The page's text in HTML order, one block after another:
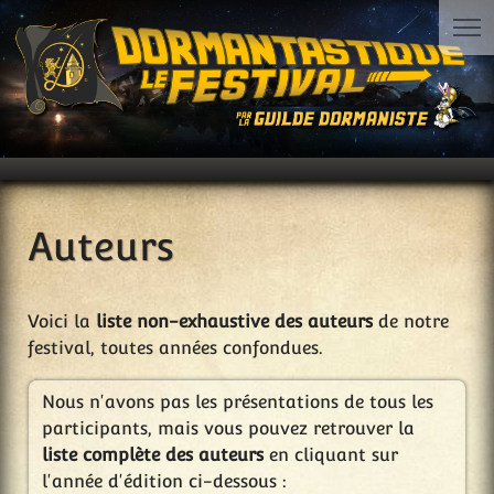
Auteurs
Voici la liste non-exhaustive des auteursde notre
festival, toutes années confondues.
Nous n'avons pas les présentations de tous les
participants, mais vous pouvez retrouver la
liste complète des auteursen cliquant sur
l'année d'édition ci-dessous :